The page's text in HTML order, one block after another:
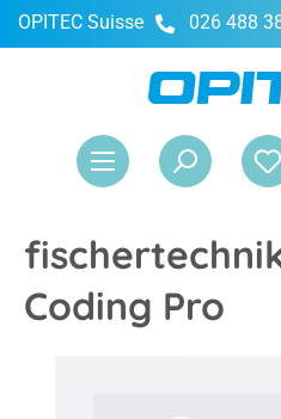
principal
OPITEC Suisse 026 488
Coding Pro